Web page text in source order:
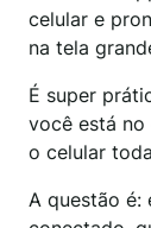
celular e
na tela
É super
você está
o celular
A questão é: